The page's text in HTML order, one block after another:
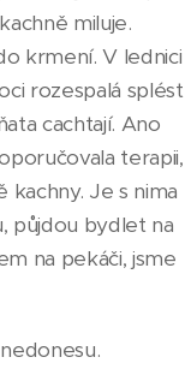
miluje.
krmení. V lednici
rozespalá splést
cachtají. Ano
terapii,
kachny. Je s nima
půjdou bydlet na
na pekáči, jsme